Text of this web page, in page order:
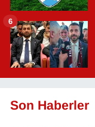
6
Son Haberler